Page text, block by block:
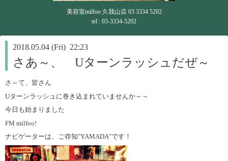
美容室milfoo 久我山店 03 3334 5202
tel : 03-3334-5202
2018.05.04 (Fri) 22:23
さあ～、 Uターンラッシュだぜ～
さ～て、皆さん
Uターンラッシュに巻き込まれていませんか～～
今日も始まりました
FM milfoo!
ナビゲーターは、ご存知"YAMADA"です！